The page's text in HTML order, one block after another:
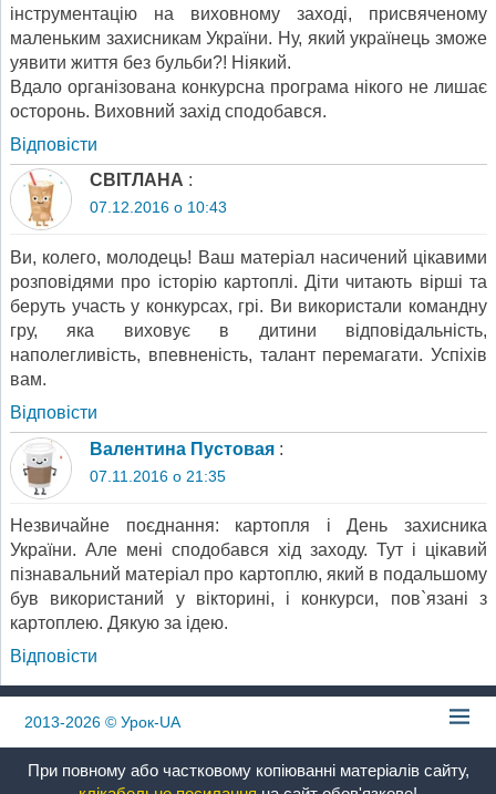
інструментацію на виховному заході, присвяченому
маленьким захисникам України. Ну, який українець зможе
уявити життя без бульби?! Ніякий.
Вдало організована конкурсна програма нікого не лишає
осторонь. Виховний захід сподобався.
Відповіcти
СВІТЛАНА :
07.12.2016 о 10:43
Ви, колего, молодець! Ваш матеріал насичений цікавими
розповідями про історію картоплі. Діти читають вірші та
беруть участь у конкурсах, грі. Ви використали командну
гру, яка виховує в дитини відповідальність,
наполегливість, впевненість, талант перемагати. Успіхів
вам.
Відповіcти
Валентина Пустовая :
07.11.2016 о 21:35
Незвичайне поєднання: картопля і День захисника
України. Але мені сподобався хід заходу. Тут і цікавий
пізнавальний матеріал про картоплю, який в подальшому
був використаний у вікторині, і конкурси, пов`язані з
картоплею. Дякую за ідею.
Відповіcти
2013-2026© Урок-UA
При повному або частковому копіюванні матеріалів сайту,